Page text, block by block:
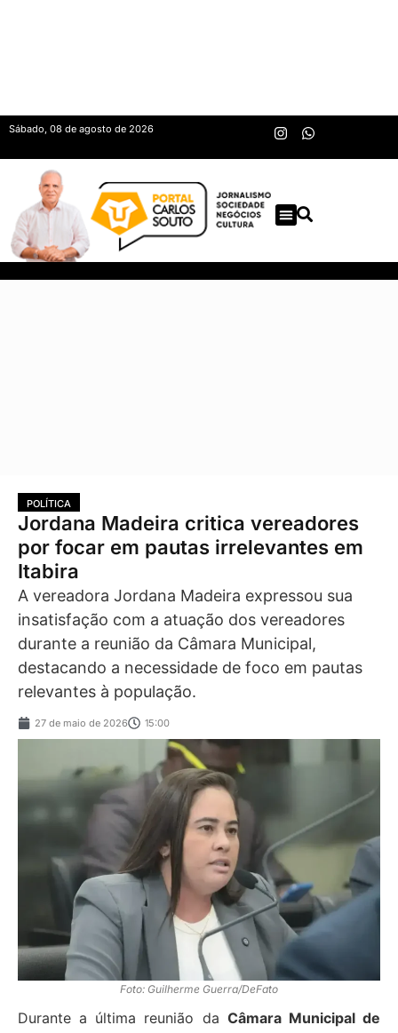
Sábado, 08 de agosto de 2026
POLÍTICA
Jordana Madeira critica vereadores
por focar em pautas irrelevantes em
Itabira
A vereadora Jordana Madeira expressou sua
insatisfação com a atuação dos vereadores
durante a reunião da Câmara Municipal,
destacando a necessidade de foco em pautas
relevantes à população.
27 de maio de 2026 15:00
Foto: Guilherme Guerra/DeFato
Durante a última reunião da Câmara Municipal de